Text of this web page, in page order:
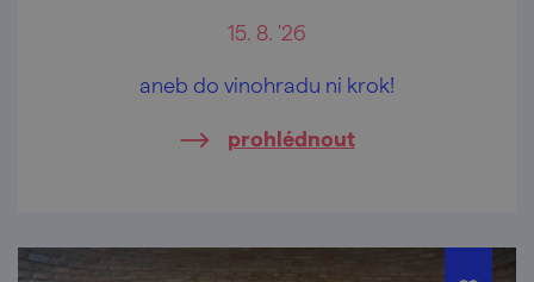
15. 8. '26
aneb do vinohradu ni krok!
prohlédnout